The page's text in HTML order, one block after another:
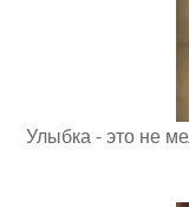
Улыбка - это не